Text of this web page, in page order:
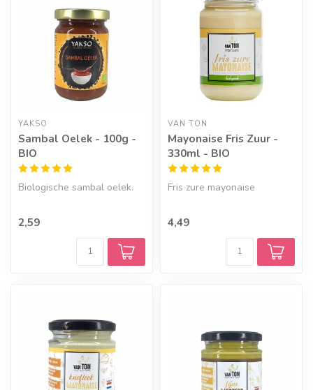
YAKSO
Sambal Oelek - 100g -
BIO
Biologische sambal oelek.
2,59
VAN TON
Mayonaise Fris Zuur -
330ml - BIO
Fris zure mayonaise
4,49